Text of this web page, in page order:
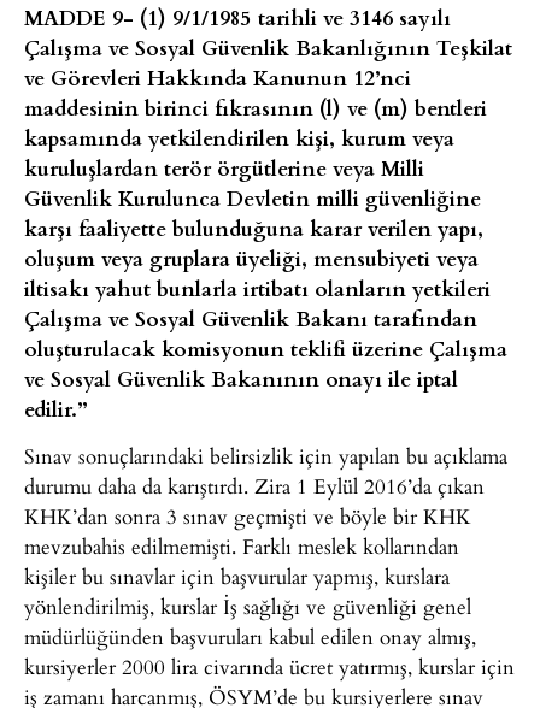
MADDE 9- (1) 9/1/1985 tarihli ve 3146 sayılı
Çalışma ve Sosyal Güvenlik Bakanlığının Teşkilat
ve Görevleri Hakkında Kanunun 12’nci
maddesinin birinci fıkrasının (l) ve (m) bentleri
kapsamında yetkilendirilen kişi, kurum veya
kuruluşlardan terör örgütlerine veya Milli
Güvenlik Kurulunca Devletin milli güvenliğine
karşı faaliyette bulunduğuna karar verilen yapı,
oluşum veya gruplara üyeliği, mensubiyeti veya
iltisakı yahut bunlarla irtibatı olanların yetkileri
Çalışma ve Sosyal Güvenlik Bakanı tarafından
oluşturulacak komisyonun teklifi üzerine Çalışma
ve Sosyal Güvenlik Bakanının onayı ile iptal
edilir.”
Sınav sonuçlarındaki belirsizlik için yapılan bu açıklama
durumu daha da karıştırdı. Zira 1 Eylül 2016’da çıkan
KHK’dan sonra 3 sınav geçmişti ve böyle bir KHK
mevzubahis edilmemişti. Farklı meslek kollarından
kişiler bu sınavlar için başvurular yapmış, kurslara
yönlendirilmiş, kurslar İş sağlığı ve güvenliği genel
müdürlüğünden başvuruları kabul edilen onay almış,
kursiyerler 2000 lira civarında ücret yatırmış, kurslar için
iş zamanı harcanmış, ÖSYM’de bu kursiyerlere sınav